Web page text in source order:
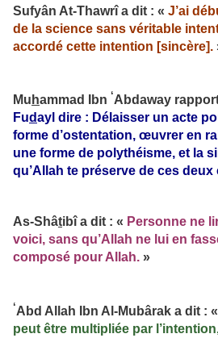
Sufyân At-Thawrî a dit : « J’ai
de la science sans véritable
accordé cette intention [sincère].
Mu hammad Ibn ‘Abdaway
Fudayl dire : Délaisser un acte
forme d’ostentation, œuvrer en
une forme de polythéisme, et la
qu’Allah te préserve de ces deux
As-Shâtibî a dit : « Personne ne
voici, sans qu’Allah ne lui en
composé pour Allah. »
‘Abd Allah Ibn Al-Mubârak a dit : «
peut être multipliée par